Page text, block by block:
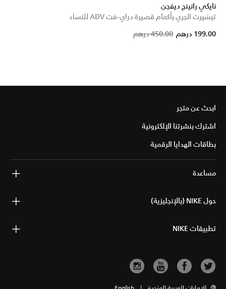
نايكي رانينج ديفجن
تيشيرت الجري بأكمام قصيرة دراي-فت ADV للنساء
Price reduced from
450.00 درهم
to 199.00 درهم
ابحث عن متجر
اشترك بنشرتنا الإلكترونية
بطاقات الهدايا الرقمية
مساعدة
حول NIKE (بالإنجليزية)
تطبيقات NIKE